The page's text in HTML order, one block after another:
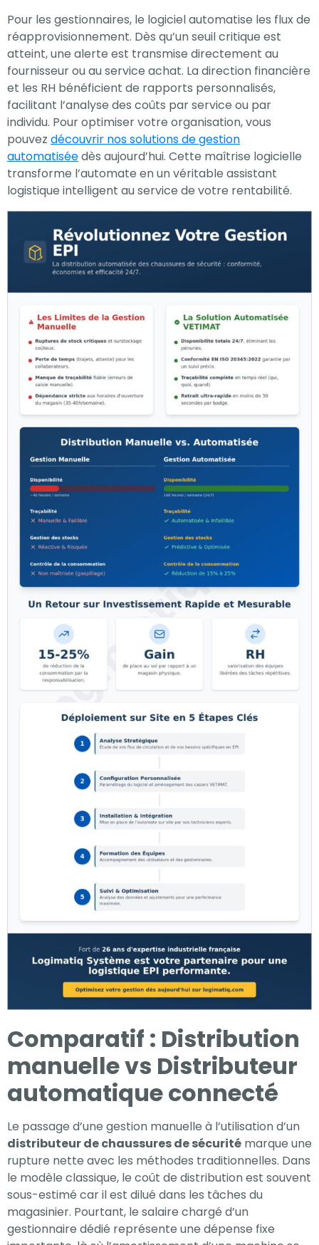
Pour les gestionnaires, le logiciel automatise les flux de
réapprovisionnement. Dès qu’un seuil critique est
atteint, une alerte est transmise directement au
fournisseur ou au service achat. La direction financière
et les RH bénéficient de rapports personnalisés,
facilitant l’analyse des coûts par service ou par
individu. Pour optimiser votre organisation, vous
pouvez découvrir nos solutions de gestion
automatiséedès aujourd’hui. Cette maîtrise logicielle
transforme l’automate en un véritable assistant
logistique intelligent au service de votre rentabilité.
Comparatif : Distribution
manuelle vs Distributeur
automatique connecté
Le passage d’une gestion manuelle à l’utilisation d’un
distributeur de chaussures de sécurité marque une
rupture nette avec les méthodes traditionnelles. Dans
le modèle classique, le coût de distribution est souvent
sous-estimé car il est dilué dans les tâches du
magasinier. Pourtant, le salaire chargé d’un
gestionnaire dédié représente une dépense fixe